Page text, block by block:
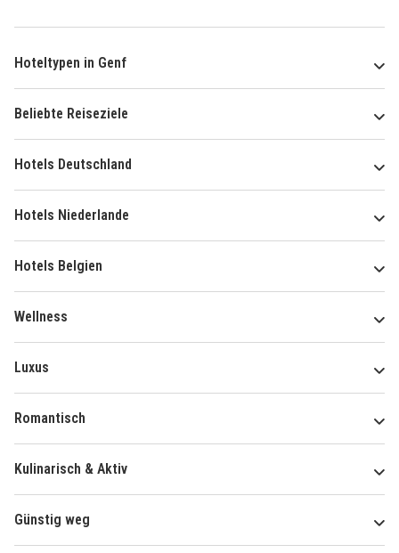
Hoteltypen in Genf
Beliebte Reiseziele
Hotels Deutschland
Hotels Niederlande
Hotels Belgien
Wellness
Luxus
Romantisch
Kulinarisch & Aktiv
Günstig weg